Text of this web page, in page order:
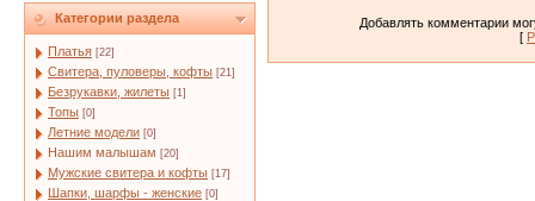
Категории раздела
Платья [22]
Свитера, пуловеры, кофты [21]
Безрукавки, жилеты [1]
Топы [0]
Летние модели [0]
Нашим малышам [20]
Мужские свитера и кофты [17]
Шапки, шарфы - женские [0]
Добавлять комментарии
[